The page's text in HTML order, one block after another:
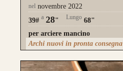
nel novembre 2022
39# a 28" Lungo 68"
per arciere mancino
Archi nuovi in pronta consegna